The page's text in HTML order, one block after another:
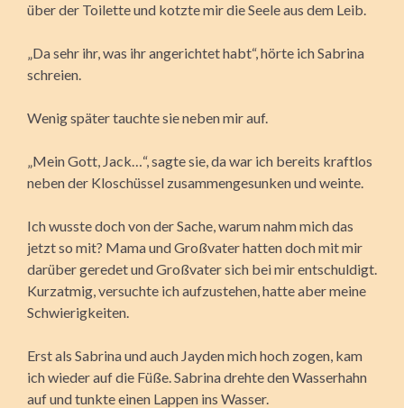
über der Toilette und kotzte mir die Seele aus dem Leib.
„Da sehr ihr, was ihr angerichtet habt“, hörte ich Sabrina
schreien.
Wenig später tauchte sie neben mir auf.
„Mein Gott, Jack…“, sagte sie, da war ich bereits kraftlos
neben der Kloschüssel zusammengesunken und weinte.
Ich wusste doch von der Sache, warum nahm mich das
jetzt so mit? Mama und Großvater hatten doch mit mir
darüber geredet und Großvater sich bei mir entschuldigt.
Kurzatmig, versuchte ich aufzustehen, hatte aber meine
Schwierigkeiten.
Erst als Sabrina und auch Jayden mich hoch zogen, kam
ich wieder auf die Füße. Sabrina drehte den Wasserhahn
auf und tunkte einen Lappen ins Wasser.